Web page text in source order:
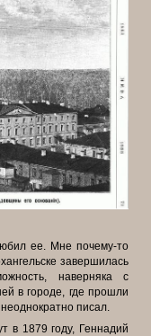
ее. Мне почему-то
завершилась
наверняка с
в городе, где прошли
писал.
в 1879 году, Геннадий